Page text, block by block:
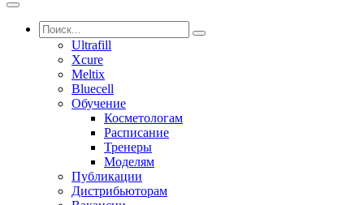
Ultrafill
Xcure
Meltix
Bluecell
Обучение
Косметологам
Расписание
Тренеры
Моделям
Публикации
Дистрибьюторам